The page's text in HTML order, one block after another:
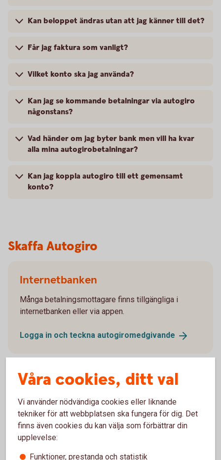
Kan beloppet ändras utan att jag känner till det?
Får jag faktura som vanligt?
Vilket konto ska jag använda?
Kan jag se kommande betalningar via autogiro
någonstans?
Vad händer om jag byter bank men vill ha kvar
alla mina autogirobetalningar?
Kan jag koppla autogiro till ett gemensamt
konto?
Skaffa Autogiro
Internetbanken
Många betalningsmottagare finns tillgängliga i
internetbanken eller via appen.
Logga in och teckna autogiromedgivande
Betalningsmottagaren
Anslut dig till Autogiro genom att kontakta
betalningsmottagaren och meddela att du vill teckna
Våra cookies, ditt val
Vi använder nödvändiga cookies eller liknande
tekniker för att webbplatsen ska fungera för dig. Det
finns även cookies du kan välja som förbättrar din
upplevelse:
Funktioner, prestanda och statistik